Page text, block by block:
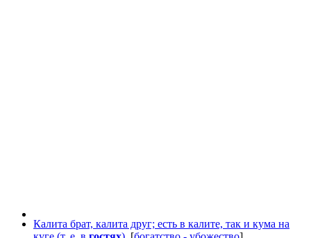
Калита брат, калита друг; есть в калите, так и кума на